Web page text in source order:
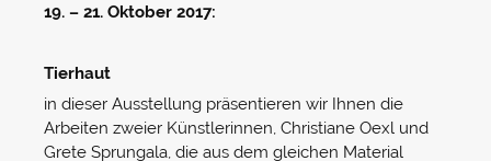
19. – 21. Oktober 2017:
Tierhaut
in dieser Ausstellung präsentieren wir Ihnen die
Arbeiten zweier Künstlerinnen, Christiane Oexl und
Grete Sprungala, die aus dem gleichen Material